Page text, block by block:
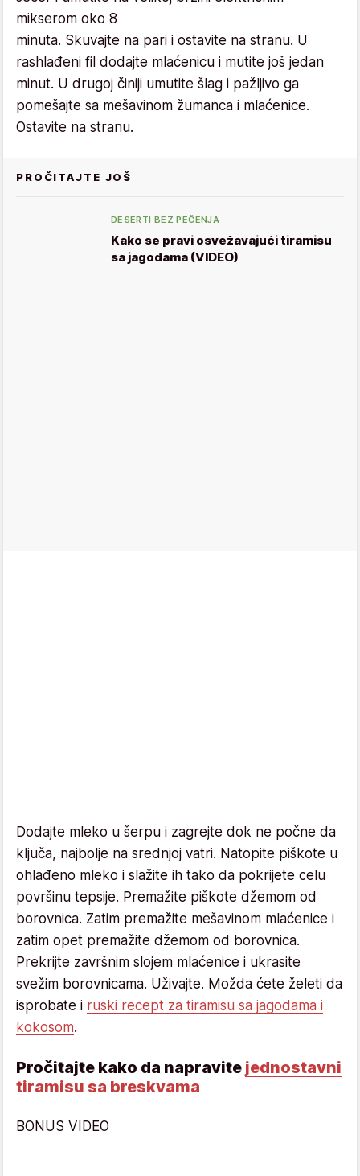
mikserom oko 8
minuta. Skuvajte na pari i ostavite na stranu. U
rashlađeni fil dodajte mlaćenicu i mutite još jedan
minut. U drugoj činiji umutite šlag i pažljivo ga
pomešajte sa mešavinom žumanca i mlaćenice.
Ostavite na stranu.
PROČITAJTE JOŠ
DESERTI BEZ PEČENJA
Kako se pravi osvežavajući tiramisu
sa jagodama (VIDEO)
Dodajte mleko u šerpu i zagrejte dok ne počne da
ključa, najbolje na srednjoj vatri. Natopite piškote u
ohlađeno mleko i slažite ih tako da pokrijete celu
površinu tepsije. Premažite piškote džemom od
borovnica. Zatim premažite mešavinom mlaćenice i
zatim opet premažite džemom od borovnica.
Prekrijte završnim slojem mlaćenice i ukrasite
svežim borovnicama. Uživajte. Možda ćete želeti da
isprobate i ruski recept za tiramisu sa jagodama i
kokosom.
Pročitajte kako da napravite jednostavni
tiramisu sa breskvama
BONUS VIDEO